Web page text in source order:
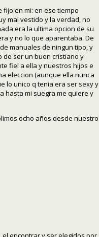
fijo en mi: en ese tiempo
mal vestido y la verdad, no
era la ultima opcion de su
y no lo que aparentaba. De
manuales de ningun tipo, y
de ser un buen cristiano y
fiel a ella y nuestros hijos e
eleccion (aunque ella nunca
lo unico q tenia era ser sexy y
hasta mi suegra me quiere y
ocho años desde nuestro